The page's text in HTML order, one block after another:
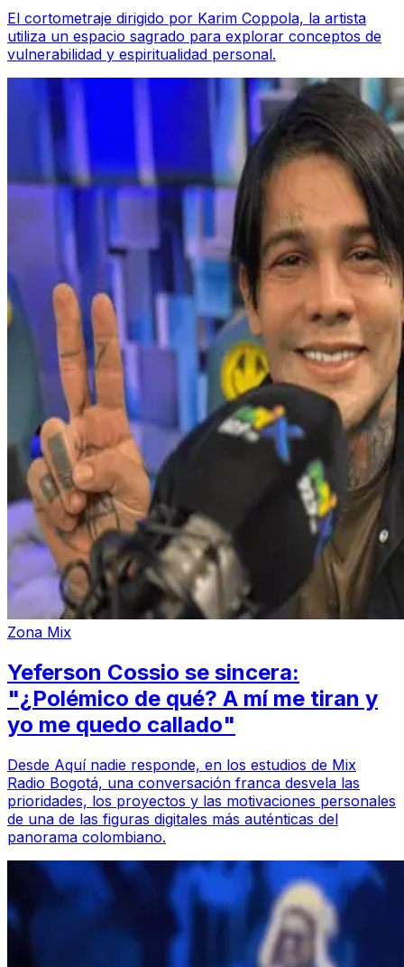
El cortometraje dirigido por Karim Coppola, la artista
utiliza un espacio sagrado para explorar conceptos de
vulnerabilidad y espiritualidad personal.
Zona Mix
Yeferson Cossio se sincera:
"¿Polémico de qué? A mí me tiran y
yo me quedo callado"
Desde Aquí nadie responde, en los estudios de Mix
Radio Bogotá, una conversación franca desvela las
prioridades, los proyectos y las motivaciones personales
de una de las figuras digitales más auténticas del
panorama colombiano.